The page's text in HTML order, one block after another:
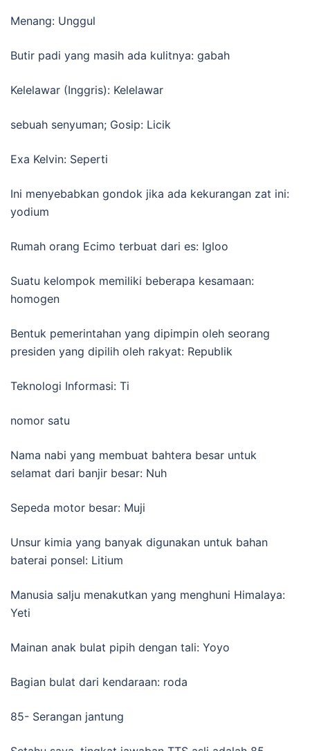
Menang: Unggul
Butir padi yang masih ada kulitnya: gabah
Kelelawar (Inggris): Kelelawar
sebuah senyuman; Gosip: Licik
Exa Kelvin: Seperti
Ini menyebabkan gondok jika ada kekurangan zat ini:
yodium
Rumah orang Ecimo terbuat dari es: Igloo
Suatu kelompok memiliki beberapa kesamaan:
homogen
Bentuk pemerintahan yang dipimpin oleh seorang
presiden yang dipilih oleh rakyat: Republik
Teknologi Informasi: Ti
nomor satu
Nama nabi yang membuat bahtera besar untuk
selamat dari banjir besar: Nuh
Sepeda motor besar: Muji
Unsur kimia yang banyak digunakan untuk bahan
baterai ponsel: Litium
Manusia salju menakutkan yang menghuni Himalaya:
Yeti
Mainan anak bulat pipih dengan tali: Yoyo
Bagian bulat dari kendaraan: roda
85- Serangan jantung